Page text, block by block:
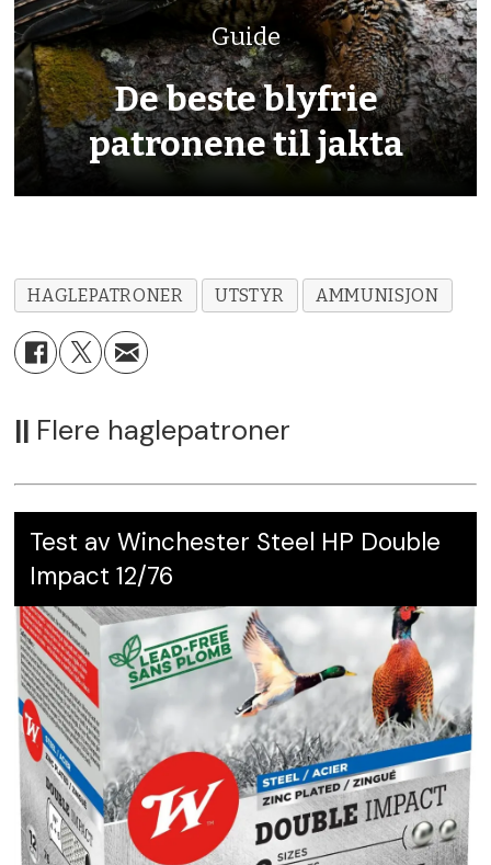
Karakter: 5.5Guide
De beste blyfrie
patronene til jakta
HAGLEPATRONER UTSTYR AMMUNISJON
|| Flere haglepatroner
Test av Winchester Steel HP Double
Impact 12/76